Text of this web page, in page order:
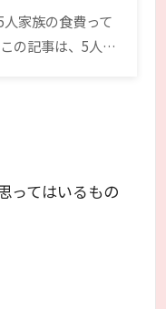
家族の食費って
の記事は、5人…
ってはいるもの